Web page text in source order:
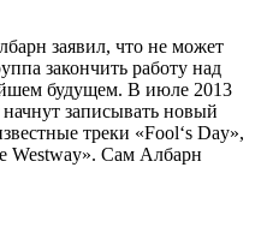
заявил, что не может
закончить работу над
будущем. В июле 2013
записывать новый
треки «Fool‘s Day»,
Westway». Сам Албарн